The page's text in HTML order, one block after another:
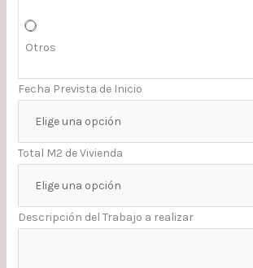
Otros
Fecha Prevista de Inicio
Total M2 de Vivienda
Descripción del Trabajo a realizar